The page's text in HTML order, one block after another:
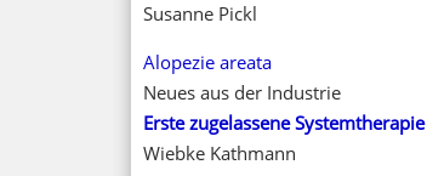
Susanne Pickl
Alopezie areata
Neues aus der Industrie
Erste zugelassene Systemtherapie
Wiebke Kathmann